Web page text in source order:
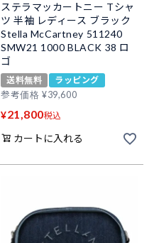
ステラマッカートニー Tシャ
ツ 半袖 レディース ブラック
Stella McCartney 511240
SMW21 1000 BLACK 38 ロ
ゴ
送料無料
ラッピング
参考価格 ¥39,600
¥21,800税込
カートに入れる